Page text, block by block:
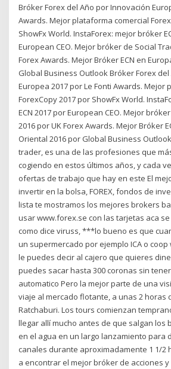
Bróker Forex del Año por Innovación
Awards. Mejor plataforma comercial
ShowFx World. InstaForex: mejor bróker
European CEO. Mejor bróker de Social
Forex Awards. Mejor Bróker ECN en
Global Business Outlook Bróker Forex
Europea 2017 por Le Fonti Awards. Mejor
ForexCopy 2017 por ShowFx World.
ECN 2017 por European CEO. Mejor
2016 por UK Forex Awards. Mejor Bróker
Oriental 2016 por Global Business
trader, es una de las profesiones que
cogiendo en estos últimos años, y cada
ofertas de trabajo que hay en este El
invertir en la bolsa, FOREX, fondos de
lista te mostramos los mejores brokers
usar www.forex.se con las tarjetas aca
como dice viruss, ***lo bueno es que
un supermercado por ejemplo ICA o
le puedes decir al cajero que quieres
puedes sacar hasta 300 coronas sin
automatico Pero la mejor parte de una
viaje al mercado flotante, a unas 2 horas
Ratchaburi. Los tours comienzan
llegar allí mucho antes de que salgan los
en el agua en un largo lanzamiento para
canales durante aproximadamente 1 1/2
a encontrar el mejor bróker de acciones